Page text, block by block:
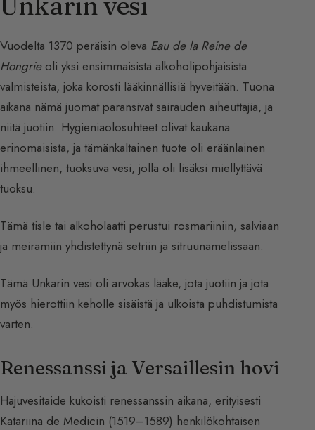
Vuodelta 1370 peräisin oleva Eau de la Reine de
Hongrieoli yksi ensimmäisistä alkoholipohjaisista
valmisteista, joka korosti lääkinnällisiä hyveitään. Tuona
aikana nämä juomat paransivat sairauden aiheuttajia, ja
niitä juotiin. Hygieniaolosuhteet olivat kaukana
erinomaisista, ja tämänkaltainen tuote oli eräänlainen
ihmeellinen, tuoksuva vesi, jolla oli lisäksi miellyttävä
tuoksu.
Tämä tisle tai alkoholaatti perustui rosmariiniin, salviaan
ja meiramiin yhdistettynä setriin ja sitruunamelissaan.
Tämä Unkarin vesi oli arvokas lääke, jota juotiin ja jota
myös hierottiin keholle sisäistä ja ulkoista puhdistumista
varten.
Renessanssi ja Versaillesin hovi
Hajuvesitaide kukoisti renessanssin aikana, erityisesti
Katariina de Medicin (1519–1589) henkilökohtaisen